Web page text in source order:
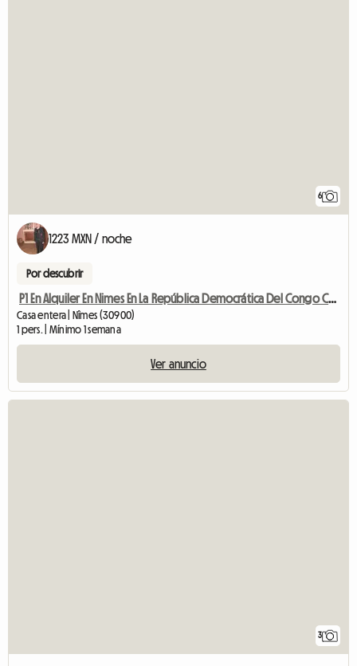
6
1223 MXN / noche
Por descubrir
P1 En Alquiler En Nimes En La República Democrática Del Congo Con Terraza
Casa entera | Nîmes (30900)
1 pers. | Mínimo 1 semana
Ver anuncio
3